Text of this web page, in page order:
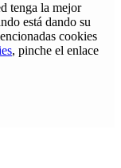
tenga la mejor
está dando su
cookies
, pinche el enlace